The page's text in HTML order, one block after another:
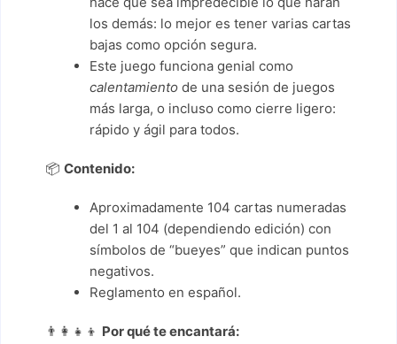
los demás: lo mejor es tener varias cartas
bajas como opción segura.
Este juego funciona genial como
calentamiento de una sesión de juegos
más larga, o incluso como cierre ligero:
rápido y ágil para todos.
📦 Contenido:
Aproximadamente 104 cartas numeradas
del 1 al 104 (dependiendo edición) con
símbolos de “bueyes” que indican puntos
negativos.
Reglamento en español.
👨‍👩‍👧‍👦 Por qué te encantará: